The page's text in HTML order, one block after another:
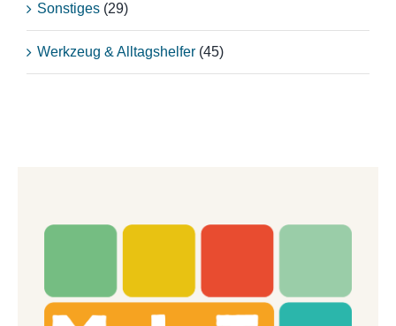
Sonstiges (29)
Werkzeug & Alltagshelfer (45)